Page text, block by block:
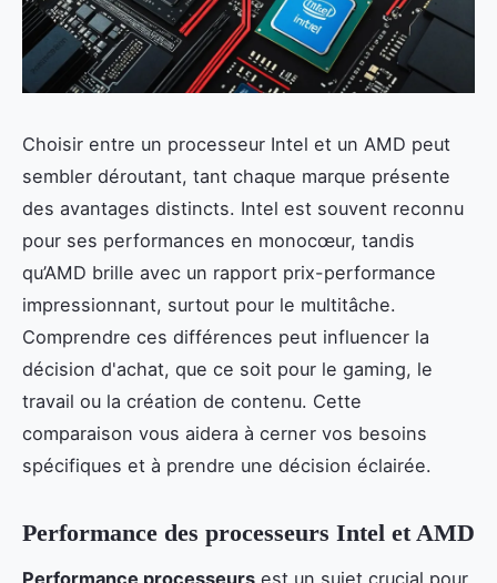
Choisir entre un processeur Intel et un AMD peut
sembler déroutant, tant chaque marque présente
des avantages distincts. Intel est souvent reconnu
pour ses performances en monocœur, tandis
qu’AMD brille avec un rapport prix-performance
impressionnant, surtout pour le multitâche.
Comprendre ces différences peut influencer la
décision d'achat, que ce soit pour le gaming, le
travail ou la création de contenu. Cette
comparaison vous aidera à cerner vos besoins
spécifiques et à prendre une décision éclairée.
Performance des processeurs Intel et AMD
Performance processeurs est un sujet crucial pour